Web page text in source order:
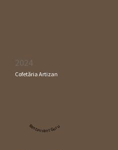
2024
Cofetăria Artizan
Restaurant Guru